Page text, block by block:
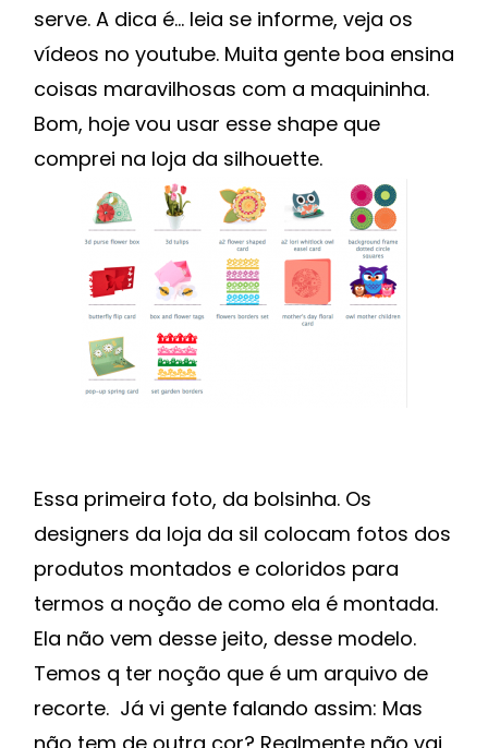
serve. A dica é… leia se informe, veja os
vídeos no youtube. Muita gente boa ensina
coisas maravilhosas com a maquininha.
Bom, hoje vou usar esse shape que
comprei na loja da silhouette.
Essa primeira foto, da bolsinha. Os
designers da loja da sil colocam fotos dos
produtos montados e coloridos para
termos a noção de como ela é montada.
Ela não vem desse jeito, desse modelo.
Temos q ter noção que é um arquivo de
recorte. Já vi gente falando assim: Mas